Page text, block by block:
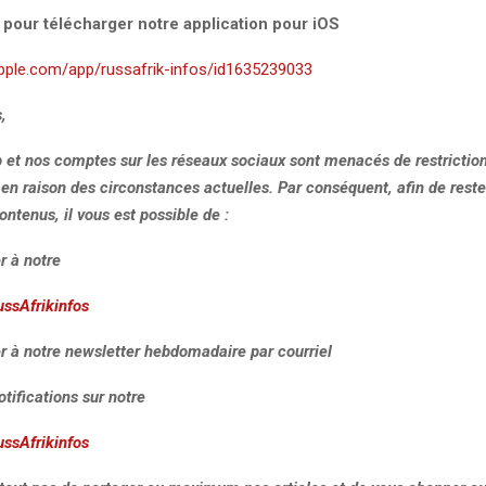
télécharger notre application pour iOS
app/russafrik-infos/id1635239033
et nos comptes sur les réseaux sociaux sont menacés de
raison des circonstances actuelles. Par conséquent, afin de
il vous est possible de :
à notre
à notre newsletter hebdomadaire par courriel
sur notre